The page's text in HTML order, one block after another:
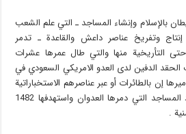
بالإسلام وإنشاء المساجد ـ التي علم الشعب
إنتاج وتفريخ عناصر داعش والقاعدة ـ تدمر
التأريخية منها والتي طال عمرها عشرات
الدفين لدى العدو الامريكي السعودي في
إن بالطائرات أو عبر عناصرهم الاستخباراتية
المسماة القاعدة، وقد بلغ عدد المساجد التي دمرها العدوان واستهدفها 1482
.